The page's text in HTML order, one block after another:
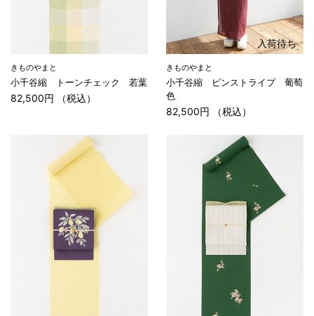
きものやまと
小千谷縮 トーンチェック 若葉
82,500円 （税込）
入荷待ち
きものやまと
小千谷縮 ピンストライプ 葡萄
色
82,500円 （税込）